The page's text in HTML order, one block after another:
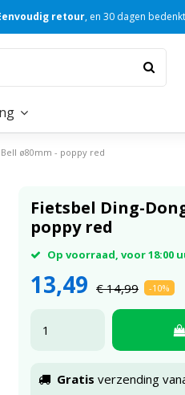
retour, en 30 dagen
ø80mm - poppy red
Fietsbel Ding-
poppy red
Op voorraad, voor 18:00
13,49 € 14,99 -10%
Gratis verzending